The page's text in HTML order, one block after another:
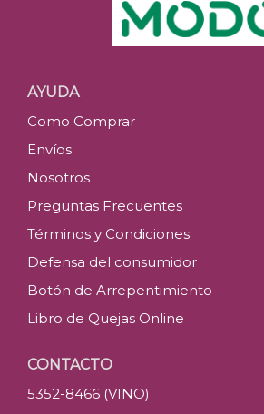
AYUDA
Como Comprar
Envíos
Nosotros
Preguntas Frecuentes
Términos y Condiciones
Defensa del consumidor
Botón de Arrepentimiento
Libro de Quejas Online
CONTACTO
5352-8466 (VINO)